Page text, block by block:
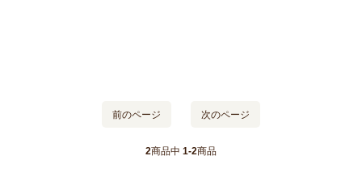
前のページ 次のページ
2商品中 1-2商品